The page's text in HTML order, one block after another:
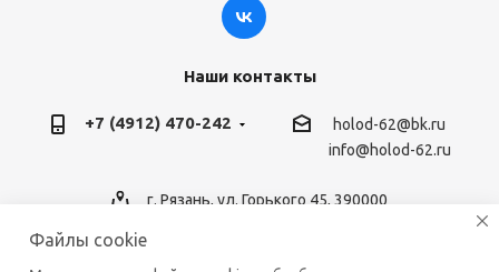
Наши контакты
+7 (4912) 470-242
holod-62@bk.ru
info@holod-62.ru
г. Рязань, ул. Горького 45, 390000
Файлы cookie